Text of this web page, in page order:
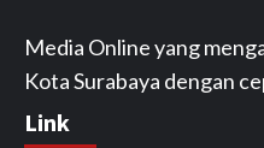
Media Online yang
Kota Surabaya dengan
Link